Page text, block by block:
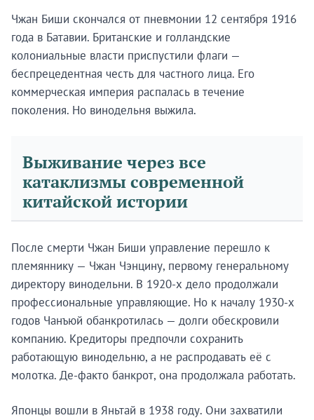
Чжан Биши скончался от пневмонии 12 сентября 1916
года в Батавии. Британские и голландские
колониальные власти приспустили флаги —
беспрецедентная честь для частного лица. Его
коммерческая империя распалась в течение
поколения. Но винодельня выжила.
Выживание через все
катаклизмы современной
китайской истории
После смерти Чжан Биши управление перешло к
племяннику — Чжан Чэнцину, первому генеральному
директору винодельни. В 1920-х дело продолжали
профессиональные управляющие. Но к началу 1930-х
годов Чанъюй обанкротилась — долги обескровили
компанию. Кредиторы предпочли сохранить
работающую винодельню, а не распродавать её с
молотка. Де-факто банкрот, она продолжала работать.
Японцы вошли в Яньтай в 1938 году. Они захватили